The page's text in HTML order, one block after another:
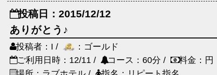
投稿日：2015/12/12
ありがとう♪
投稿者：I /
：ゴールド
ご利用日時：12/11 /
コース：60分 /
料金：円